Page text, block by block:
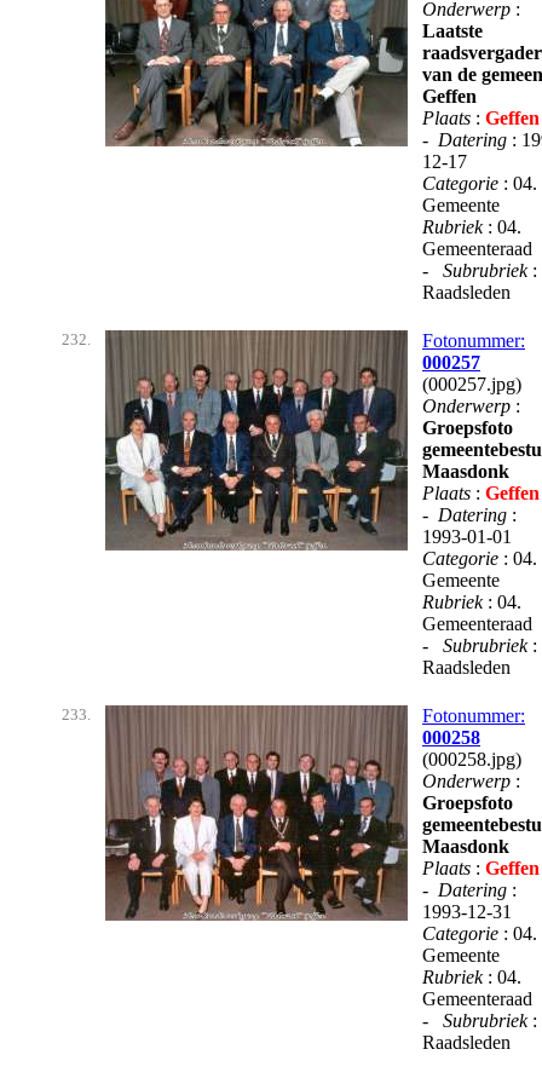
Onderwerp :
Laatste
van de
Geffen
Plaats : Geffen
- Datering :
12-17
Categorie : 04.
Gemeente
Rubriek : 04.
- Subrubriek :
Raadsleden
232.
Fotonummer:
000257
(000257.jpg)
Onderwerp :
Groepsfoto
Maasdonk
Plaats : Geffen
- Datering :
1993-01-01
Categorie : 04.
Gemeente
Rubriek : 04.
- Subrubriek :
Raadsleden
233.
Fotonummer:
000258
(000258.jpg)
Onderwerp :
Groepsfoto
Maasdonk
Plaats : Geffen
- Datering :
1993-12-31
Categorie : 04.
Gemeente
Rubriek : 04.
- Subrubriek :
Raadsleden